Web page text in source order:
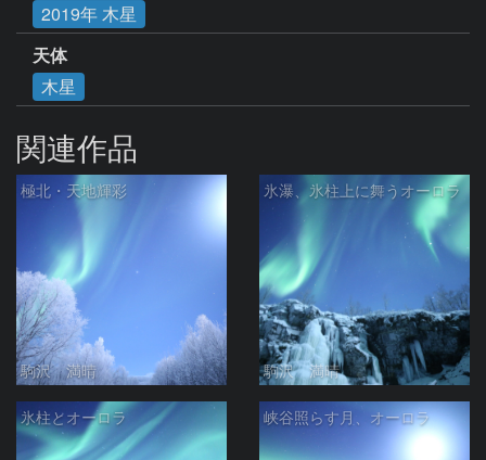
2019年 木星
天体
木星
関連作品
極北・天地輝彩
駒沢 満晴
氷瀑、氷柱上に舞うオーロラ
駒沢 満晴
氷柱とオーロラ 峡谷照らす月、オーロラ